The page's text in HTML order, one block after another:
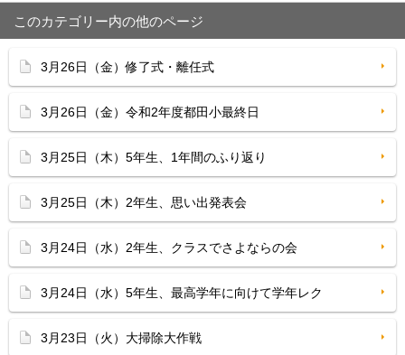
このカテゴリー内の他のページ
3月26日（金）修了式・離任式
3月26日（金）令和2年度都田小最終日
3月25日（木）5年生、1年間のふり返り
3月25日（木）2年生、思い出発表会
3月24日（水）2年生、クラスでさよならの会
3月24日（水）5年生、最高学年に向けて学年レク
3月23日（火）大掃除大作戦